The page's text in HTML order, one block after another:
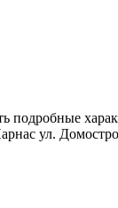
ул.